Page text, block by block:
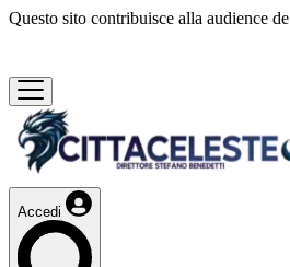
Questo sito contribuisce alla audience de
Accedi